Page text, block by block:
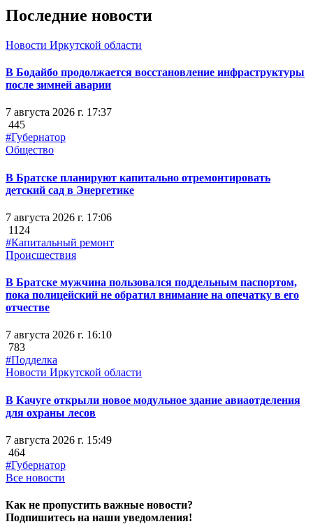
Последние новости
Новости Иркутской области
В Бодайбо продолжается восстановление инфраструктуры
после зимней аварии
7 августа 2026 г. 17:37
445
#Губернатор
Общество
В Братске планируют капитально отремонтировать
детский сад в Энергетике
7 августа 2026 г. 17:06
1124
#Капитальный ремонт
Происшествия
В Братске мужчина пользовался поддельным паспортом,
пока полицейский не обратил внимание на опечатку в его
отчестве
7 августа 2026 г. 16:10
783
#Подделка
Новости Иркутской области
В Качуге открыли новое модульное здание авиаотделения
для охраны лесов
7 августа 2026 г. 15:49
464
#Губернатор
Все новости
Как не пропустить важные новости?
Подпишитесь на наши уведомления!